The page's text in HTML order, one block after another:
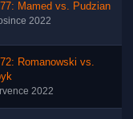
Mamed vs. Pudzian
2022
Romanowski vs.
2022